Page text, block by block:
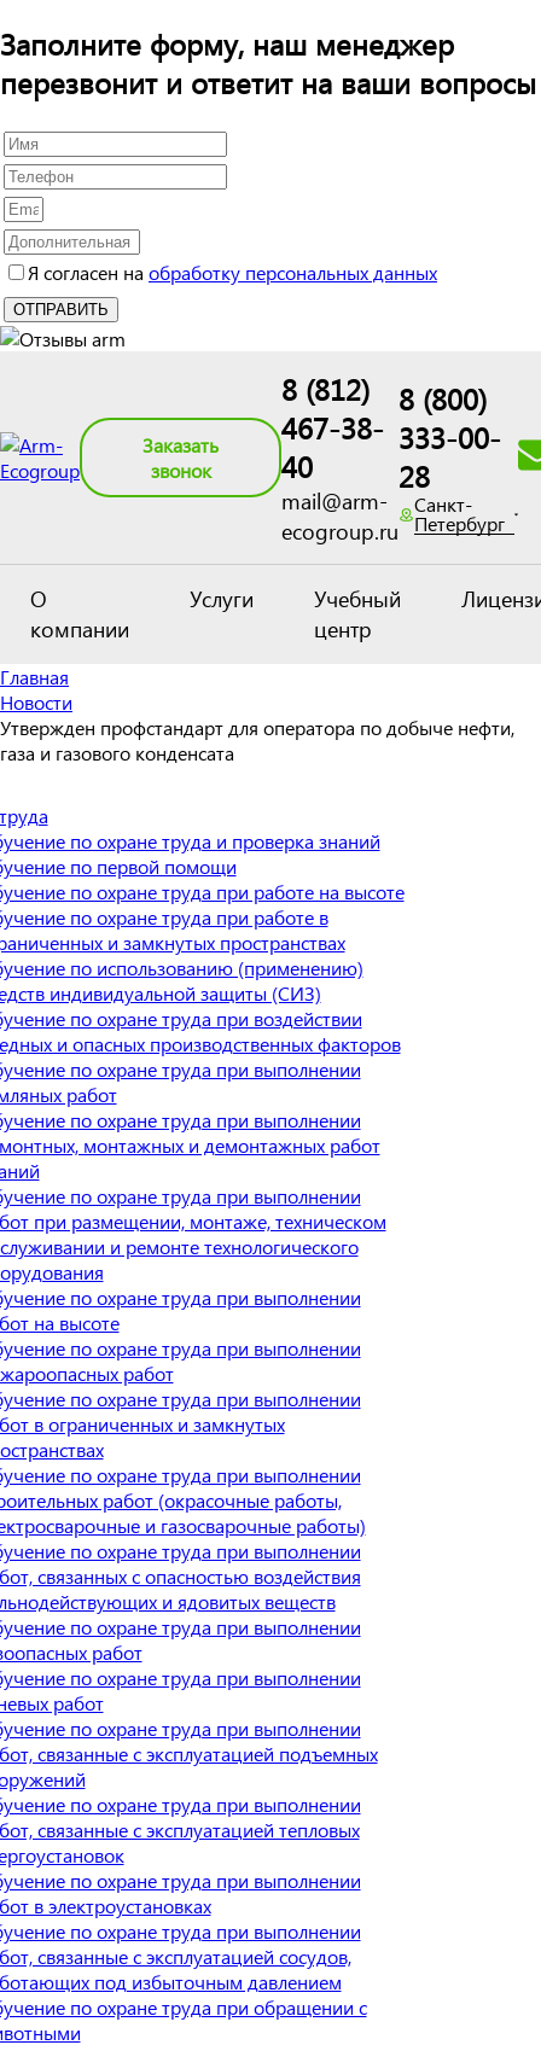
Заполните форму, наш менеджер
перезвонит и ответит на ваши вопросы
Я согласен на обработку персональных данных
Заказать
звонок
8 (812)
467-38-
40
mail@arm-
ecogroup.ru
8 (800)
333-00-
28
Санкт-
Петербург
О
компании
Услуги
Учебный
центр
Главная
Новости
Утвержден профстандарт для оператора по добыче нефти,
газа и газового конденсата
по охране труда и проверка знаний
по первой помощи
по охране труда при работе на высоте
по охране труда при работе в
и замкнутых пространствах
по использованию (применению)
индивидуальной защиты (СИЗ)
по охране труда при воздействии
и опасных производственных факторов
по охране труда при выполнении
работ
по охране труда при выполнении
монтажных и демонтажных работ
по охране труда при выполнении
при размещении, монтаже, техническом
и ремонте технологического
по охране труда при выполнении
на высоте
по охране труда при выполнении
работ
по охране труда при выполнении
в ограниченных и замкнутых
по охране труда при выполнении
работ (окрасочные работы,
и газосварочные работы)
по охране труда при выполнении
связанных с опасностью воздействия
и ядовитых веществ
по охране труда при выполнении
работ
по охране труда при выполнении
работ
по охране труда при выполнении
связанные с эксплуатацией подъемных
по охране труда при выполнении
связанные с эксплуатацией тепловых
по охране труда при выполнении
в электроустановках
по охране труда при выполнении
связанные с эксплуатацией сосудов,
под избыточным давлением
по охране труда при обращении с